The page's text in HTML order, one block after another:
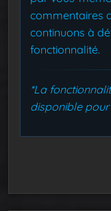
commentaires
continuons à
fonctionnalité.
*La
disponible pour